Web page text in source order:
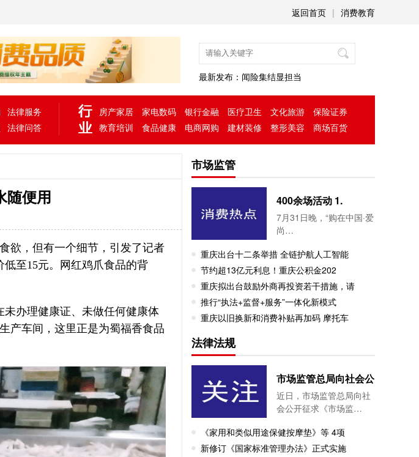
返回首页 | 消费教育
最新发布： 闻险集结显担当
法律服务
法律问答
房产家居 家电数码 银行金融 医疗卫生 文化旅游
保险证券
教育培训
食品健康 电商网购 建材装修 整形美容 商场百货
随便用
欲，但有一个细节，引发了记者
至15元。网红鸡爪食品的背
办理健康证、未做任何健康体
产车间，这里正是为蜀福香食品
市场监管
400余场活动 1.
7月31日晚，“购在中国·爱
尚…
重庆出台十二条举措 全链护航人工智能
节约超13亿元利息！重庆公积金202
重庆拟出台鼓励外商再投资若干措施，请
推行“执法+监督+服务”一体化新模式
重庆以旧换新和消费补贴再加码 摩托车
法律法规
市场监管总局向社会公
近日，市场监管总局向社
会公开征求《市场监…
《家用和类似用途保健按摩垫》等 4项
新修订《国家标准管理办法》正式实施